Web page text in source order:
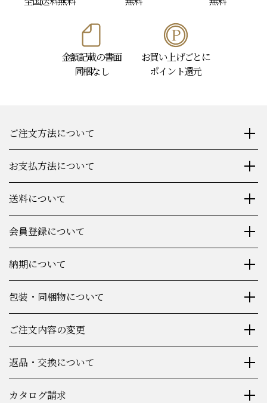
金額記載の書面
同梱なし
お買い上げごとに
ポイント還元
ご注文方法について
お支払方法について
送料について
会員登録について
納期について
包装・同梱物について
ご注文内容の変更
返品・交換について
カタログ請求